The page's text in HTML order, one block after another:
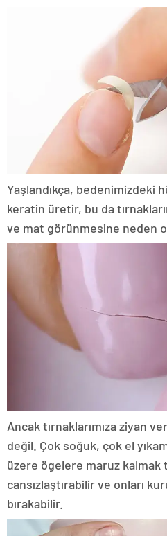
Yaşlandıkça, bedenimizdeki
keratin üretir, bu da
ve mat görünmesine neden
Ancak tırnaklarımıza ziyan
değil. Çok soğuk, çok el
üzere ögelere maruz kalmak
cansızlaştırabilir ve onları
bırakabilir.